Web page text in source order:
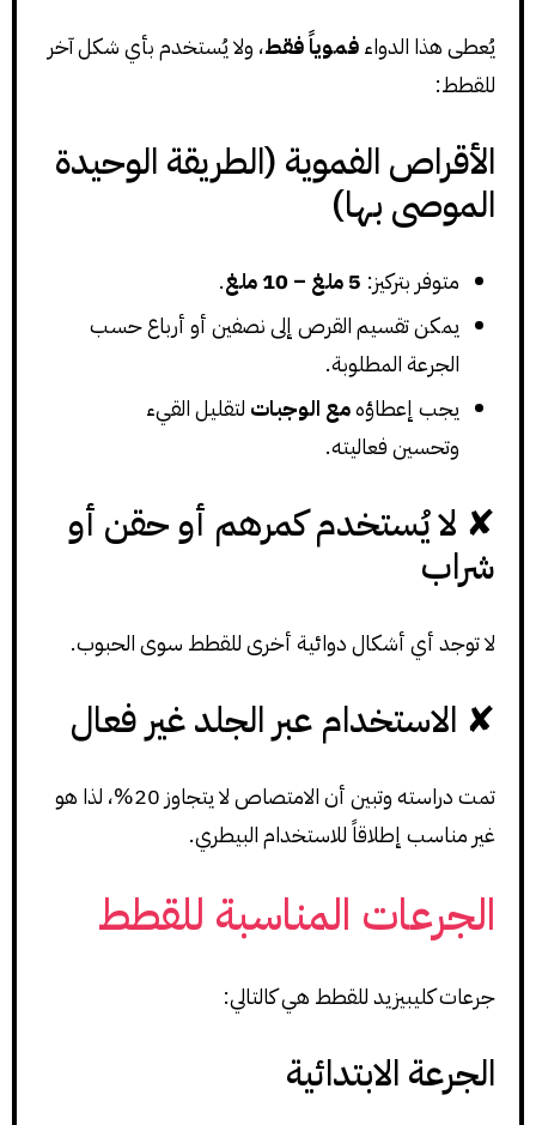
يُعطى هذا الدواءفموياً فقط، ولا يُستخدم بأي شكل آخر
للقطط:
الأقراص الفموية (الطريقة الوحيدة
الموصى بها)
متوفر بتركيز: 5 ملغ – 10 ملغ
.
يمكن تقسيم القرص إلى نصفين أو أرباع حسب
الجرعة المطلوبة.
يجب إعطاؤهمع الوجبات لتقليل القيء
وتحسين فعاليته.
✘ لا يُستخدم كمرهم أو حقن أو
شراب
لا توجد أي أشكال دوائية أخرى للقطط سوى الحبوب.
✘ الاستخدام عبر الجلد غير فعال
تمت دراسته وتبين أن الامتصاص لا يتجاوز 20%، لذا هو
غير مناسب إطلاقاً للاستخدام البيطري.
الجرعات المناسبة للقطط
جرعات كليبيزيد للقطط هي كالتالي:
الجرعة الابتدائية